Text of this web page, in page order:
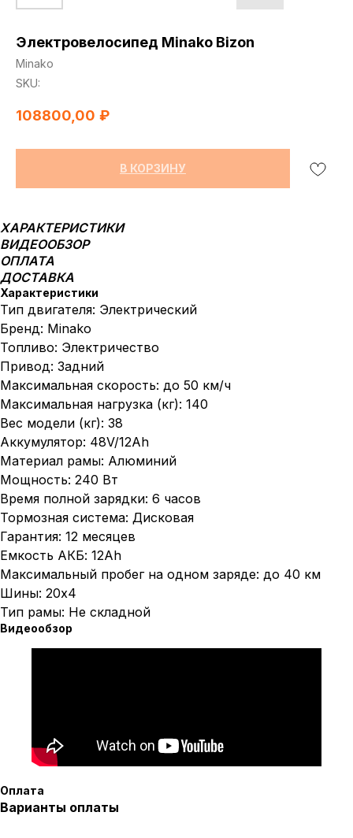
Электровелосипед Minako Bizon
Minako
SKU:
108800,00 ₽
В КОРЗИНУ
ХАРАКТЕРИСТИКИ
ВИДЕООБЗОР
ОПЛАТА
ДОСТАВКА
Характеристики
Тип двигателя: Электрический
Бренд: Minako
Топливо: Электричество
Привод: Задний
Максимальная скорость: до 50 км/ч
Максимальная нагрузка (кг): 140
Вес модели (кг): 38
Аккумулятор: 48V/12Ah
Материал рамы: Алюминий
Мощность: 240 Вт
Время полной зарядки: 6 часов
Тормозная система: Дисковая
Гарантия: 12 месяцев
Емкость АКБ: 12Ah
Максимальный пробег на одном заряде: до 40 км
Шины: 20х4
Тип рамы: Не складной
Видеообзор
Оплата
Варианты оплаты